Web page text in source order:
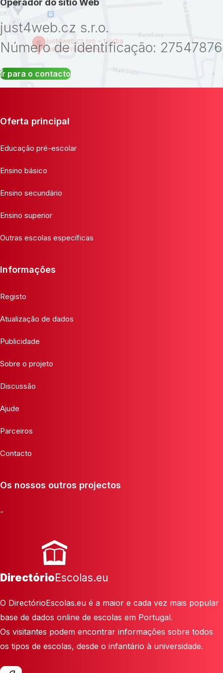
Operador do sítio Web
just4web.cz s.r.o.
Número de identificação: 27547876
Ir para o contacto
Oferta principal
Educação pré-escolar
Ensino básico
Ensino secundário
Ensino superior
Outras escolas específicas
Informações
Registo
Atualização de dados
Publicidade
Sobre o projeto
Discussão
Ajude
Parceiros
Contacto
Os nossos outros projectos
-
DirectórioEscolas.eu
O DirectórioEscolas.eu é a maior e cada vez mais popular
base de dados online de escolas em Portugal.
Os visitantes podem encontrar informações sobre todos
os tipos de escolas, desde o infantário à universidade.